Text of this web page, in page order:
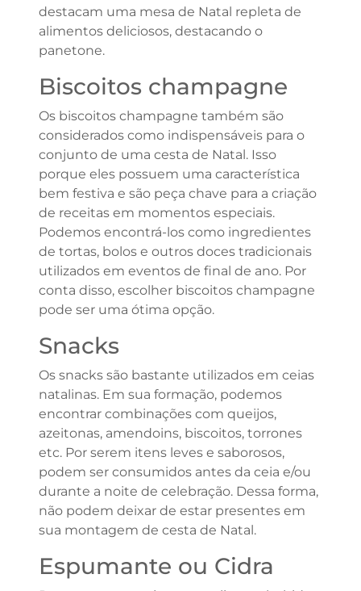
destacam uma mesa de Natal repleta de
alimentos deliciosos, destacando o
panetone.
Biscoitos champagne
Os biscoitos champagne também são
considerados como indispensáveis para o
conjunto de uma cesta de Natal. Isso
porque eles possuem uma característica
bem festiva e são peça chave para a criação
de receitas em momentos especiais.
Podemos encontrá-los como ingredientes
de tortas, bolos e outros doces tradicionais
utilizados em eventos de final de ano. Por
conta disso, escolher biscoitos champagne
pode ser uma ótima opção.
Snacks
Os snacks são bastante utilizados em ceias
natalinas. Em sua formação, podemos
encontrar combinações com queijos,
azeitonas, amendoins, biscoitos, torrones
etc. Por serem itens leves e saborosos,
podem ser consumidos antes da ceia e/ou
durante a noite de celebração. Dessa forma,
não podem deixar de estar presentes em
sua montagem de cesta de Natal.
Espumante ou Cidra